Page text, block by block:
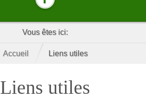
Vous êtes ici:
Accueil Liens utiles
Liens utiles